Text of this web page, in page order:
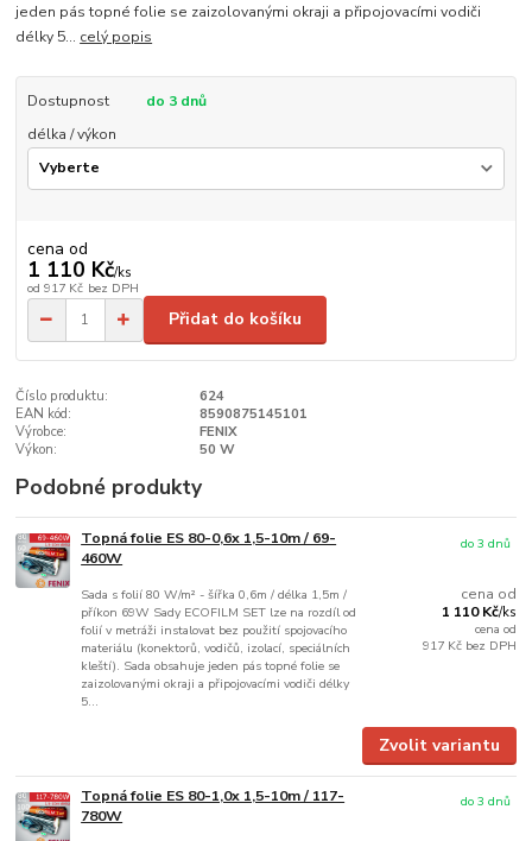
jeden pás topné folie se zaizolovanými okraji a připojovacími vodiči
délky 5... celý popis
Dostupnost
do 3 dnů
délka / výkon
cena od
1 110 Kč/ks
od 917 Kč bez DPH
Přidat do košíku
Číslo produktu:
624
EAN kód:
8590875145101
Výrobce:
FENIX
Výkon:
50 W
Podobné produkty
Topná folie ES 80-0,6x 1,5-10m / 69-
460W
Sada s folií 80 W/m² - šířka 0,6m / délka 1,5m /
příkon 69W Sady ECOFILM SET lze na rozdíl od
folií v metráži instalovat bez použití spojovacího
materiálu (konektorů, vodičů, izolací, speciálních
kleští). Sada obsahuje jeden pás topné folie se
zaizolovanými okraji a připojovacími vodiči délky
5...
cena od
1 110 Kč/ks
cena od
917 Kč bez DPH
do 3 dnů
Zvolit variantu
Topná folie ES 80-1,0x 1,5-10m / 117-
780W
do 3 dnů